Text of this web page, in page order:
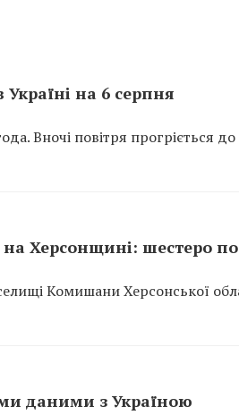
на 6 серпня
Вночі повітря прогріється
Херсонщині: шестеро
Комишани Херсонської
даними з Україною